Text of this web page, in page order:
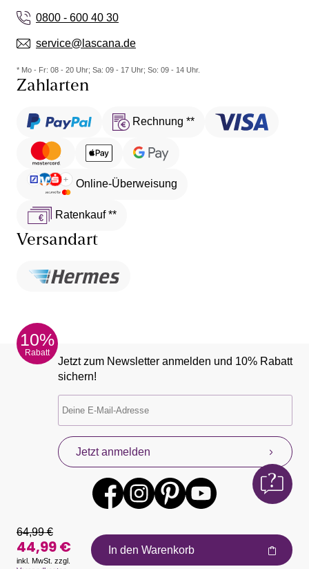
0800 - 600 40 30
service@lascana.de
* Mo - Fr: 08 - 20 Uhr; Sa: 09 - 17 Uhr; So: 09 - 14 Uhr.
Zahlarten
Rechnung **
Online-Überweisung
Ratenkauf **
Versandart
10%
Rabatt
Jetzt zum Newsletter anmelden und 10% Rabatt
sichern!
Jetzt anmelden
64,99 €
44,99 €
inkl. MwSt. zzgl.
In den Warenkorb